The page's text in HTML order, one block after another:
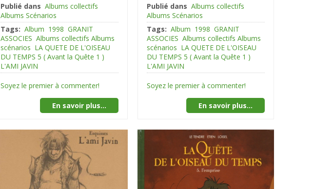
Publié dans Albums collectifs
Albums Scénarios
Tags: Album 1998 GRANIT
ASSOCIES Albums collectifs Albums
scénarios LA QUETE DE L'OISEAU
DU TEMPS 5 ( Avant la Quête 1 )
L'AMI JAVIN
Soyez le premier à commenter!
En savoir plus...
Publié dans Albums collectifs
Albums Scénarios
Tags: Album 1998 GRANIT
ASSOCIES Albums collectifs Albums
scénarios LA QUETE DE L'OISEAU
DU TEMPS 5 ( Avant la Quête 1 )
L'AMI JAVIN
Soyez le premier à commenter!
En savoir plus...